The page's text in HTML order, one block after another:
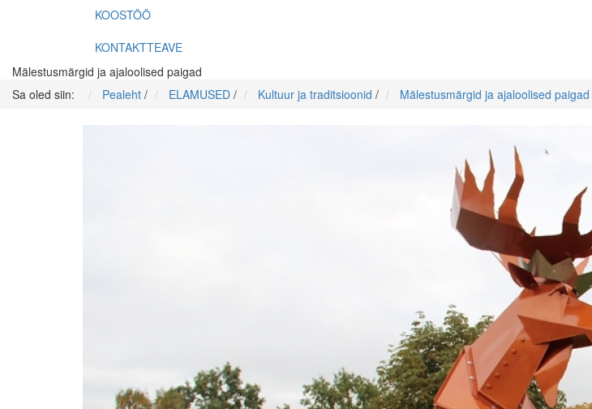
KOOSTÖÖ
KONTAKTTEAVE
Mälestusmärgid ja ajaloolised paigad
Sa oled siin:
Pealeht / ELAMUSED / Kultuur ja traditsioonid / Mälestusmärgid ja ajaloolised paigad